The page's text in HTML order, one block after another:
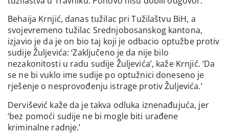
Behaija Krnjić, danas tužilac pri Tužilaštvu BiH, a
svojevremeno tužilac Srednjobosanskog kantona,
izjavio je da je on bio taj koji je odbacio optužbe protiv
sudije Žuljevića: ‘Zaključeno je da nije bilo
nezakonitosti u radu sudije Žuljevića’, kaže Krnjić. ‘Da
se ne bi vuklo ime sudije po optužnici doneseno je
rješenje o nesprovođenju istrage protiv Žuljevića.’
Dervišević kaže da je takva odluka iznenađujuća, jer
‘bez pomoći sudije ne bi mogle biti urađene
kriminalne radnje.’